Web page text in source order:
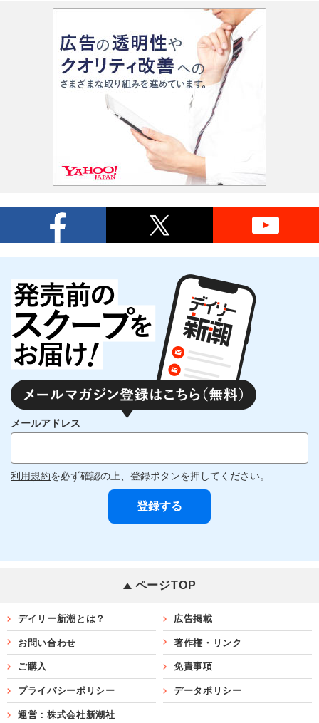
メールアドレス
利用規約を必ず確認の上、登録ボタンを押してください。
ページTOP
デイリー新潮とは？ 広告掲載
お問い合わせ 著作権・リンク
ご購入 免責事項
プライバシーポリシー データポリシー
運営：株式会社新潮社